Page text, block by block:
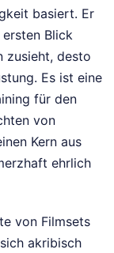
basiert. Er
Blick
zusieht, desto
Es ist eine
für den
von
Kern aus
ehrlich
von Filmsets
akribisch